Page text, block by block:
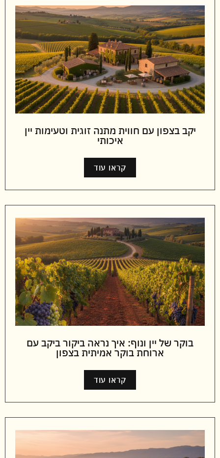
יקב בצפון עם חווית מתנה זוגית וטעימות יין
איכותי
קראו עוד
בוקר של יין ונוף: איך נראה ביקור ביקב עם
ארוחת בוקר אמיתית בצפון
קראו עוד